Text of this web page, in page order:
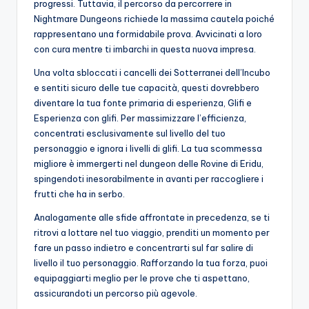
progressi. Tuttavia, il percorso da percorrere in
Nightmare Dungeons richiede la massima cautela poiché
rappresentano una formidabile prova. Avvicinati a loro
con cura mentre ti imbarchi in questa nuova impresa.
Una volta sbloccati i cancelli dei Sotterranei dell’Incubo
e sentiti sicuro delle tue capacità, questi dovrebbero
diventare la tua fonte primaria di esperienza, Glifi e
Esperienza con glifi. Per massimizzare l’efficienza,
concentrati esclusivamente sul livello del tuo
personaggio e ignora i livelli di glifi. La tua scommessa
migliore è immergerti nel dungeon delle Rovine di Eridu,
spingendoti inesorabilmente in avanti per raccogliere i
frutti che ha in serbo.
Analogamente alle sfide affrontate in precedenza, se ti
ritrovi a lottare nel tuo viaggio, prenditi un momento per
fare un passo indietro e concentrarti sul far salire di
livello il tuo personaggio. Rafforzando la tua forza, puoi
equipaggiarti meglio per le prove che ti aspettano,
assicurandoti un percorso più agevole.